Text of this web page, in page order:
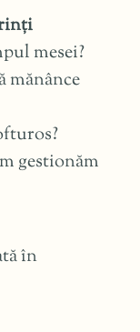
mesei?
mănânce
gestionăm
în